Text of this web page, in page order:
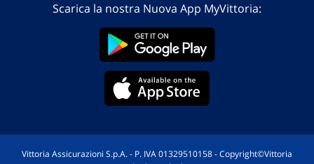
Scarica la nostra Nuova App MyVittoria:
Vittoria Assicurazioni S.p.A. - P. IVA 01329510158 - Copyright©Vittoria